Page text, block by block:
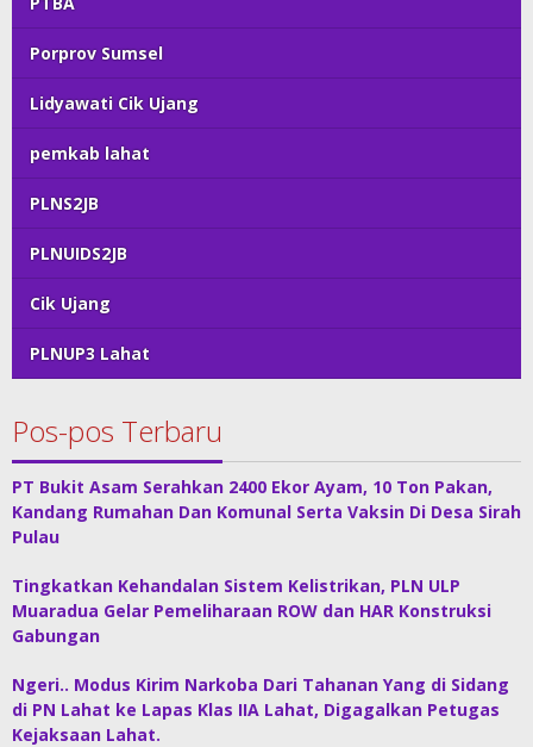
Porprov Sumsel
Lidyawati Cik Ujang
pemkab lahat
PLNS2JB
PLNUIDS2JB
Cik Ujang
PLNUP3 Lahat
Pos-pos Terbaru
PT Bukit Asam Serahkan 2400 Ekor Ayam, 10 Ton Pakan,
Kandang Rumahan Dan Komunal Serta Vaksin Di Desa Sirah
Pulau
Tingkatkan Kehandalan Sistem Kelistrikan, PLN ULP
Muaradua Gelar Pemeliharaan ROW dan HAR Konstruksi
Gabungan
Ngeri.. Modus Kirim Narkoba Dari Tahanan Yang di Sidang
di PN Lahat ke Lapas Klas IIA Lahat, Digagalkan Petugas
Kejaksaan Lahat.